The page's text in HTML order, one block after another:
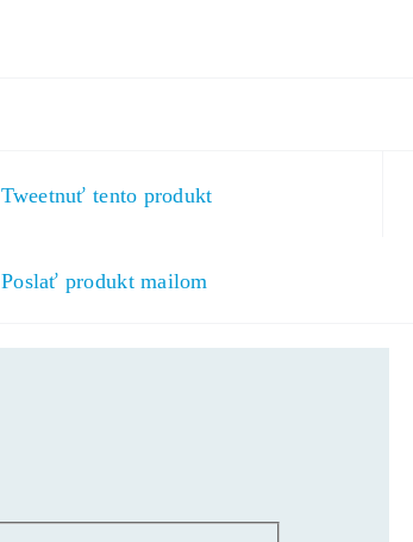
Tweetnuť tento produkt
Poslať produkt mailom